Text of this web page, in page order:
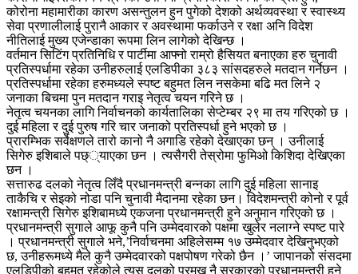
कोरोना महामारीका कारण असन्तुलन हुन पुगेको देशको अर्थव्यवस्था र स्वास्थ्य
सेवा प्रणालीलाई पुरानै आकार र अवस्थामा फर्काउने र रक्षा अनि विदेश
नीतिलाई मुख्य एजेन्डाका रूपमा लिन लागेको देखिन्छ ।
वर्तमान सिटिंग प्रतिनिधि र पार्टीमा आफ्नो राम्रो हैसियत बनाएका हरु चुनावी
प्रतिस्पर्धामा रहेका उनीहरुलाई एलडिपीका ३८३ सांसदहरुले मतदान गर्नेछन ।
प्रतिस्पर्धामा रहेका हरुमध्यले स्पष्ट बहुमत लिन नसकेमा बढि मत लिने २
जनाका बिचमा पुन मतदान गराइ नेतृत्व चयन गरिने छ ।
नेतृत्व चयनका लागि निर्वाचनको कार्यतालिका सेप्टेम्बर २९ मा तय गरिएको छ ।
दुई महिला र दुई पुरुष गरि चार जनाको प्रतिस्पर्धा हुने भएको छ ।
प्रारम्भिक सर्वेक्षणले तारो कानो नै अगाडि रहेको देखाएका छन् । उनीलाई
सिगेरु इशिबाले पछ््याएका छन । त्यसैगरी तेस्रोमा फुमिओ किशिदा देखिएका
छन ।
सत्तारुढ दलको नेतृत्व लिँदै प्रधानमन्त्री बन्नका लागि दुई महिला सानाइ
ताकैचि र सेइको नोडा पनि चुनावी मैदानमा रहेका छन। विदेशमन्त्री कोनो र पूर्व
रक्षामन्त्री सिगेरु इशिबामध्ये एकजना प्रधानमन्त्री हुने अनुमान गरिएको छ ।
प्रधानमन्त्री सुगाले आफू कुनै पनि उम्मेदवारको पक्षमा खुलेर नलाग्ने स्पष्ट पारे
। प्रधानमन्त्री सुगाले भने,’निर्वाचनमा अहिलेसम्म १७ उम्मेदवार देखिनुभएको
छ, उनीहरूमध्ये मैले कुनै उम्मेदवारको पक्षपोषण गरेको छैन ।’ जापानको संसदमा
एलडिपीको बहुमत रहेकोले त्यस दलको प्रमुख नै सरकारको प्रधानमन्त्री हुने